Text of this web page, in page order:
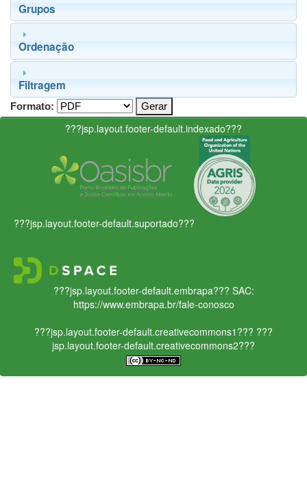
Grupos
Ordenação
Filtragem
Formato:
???jsp.layout.footer-default.indexado???
???jsp.layout.footer-default.suportado???
???jsp.layout.footer-default.embrapa??? SAC:
https://www.embrapa.br/fale-conosco
???jsp.layout.footer-default.creativecommons1??? ???
jsp.layout.footer-default.creativecommons2???